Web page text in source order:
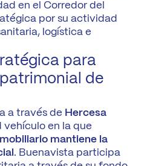
en el Corredor del
por su actividad
logística e
para
de
a través de Hercesa
vehículo en la que
mantiene la
. Buenavista participa